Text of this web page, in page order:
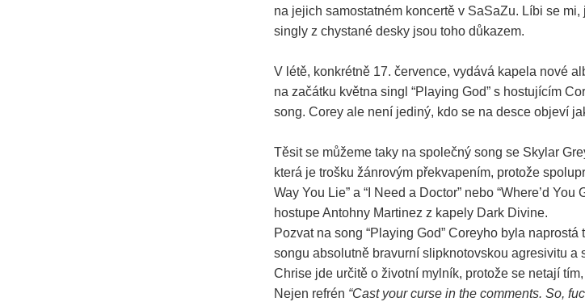
na jejich samostatném koncertě v SaSaZu. Líbi se
singly z chystané desky jsou toho důkazem.
V létě, konkrétně 17. července, vydává kapela nové
na začátku května singl “Playing God” s hostujícím
song. Corey ale není jediný, kdo se na desce objeví
Těsit se můžeme taky na společný song se Skylar
která je trošku žánrovým překvapením, protože
Way You Lie” a “I Need a Doctor” nebo “Where’d
hostupe Antohny Martinez z kapely Dark Divine.
Pozvat na song “Playing God” Coreyho byla
songu absolutně bravurní slipknotovskou agresivitu a
Chrise jde určitě o životní mylník, protože se netají
Nejen refrén “Cast your curse in the comments. So,